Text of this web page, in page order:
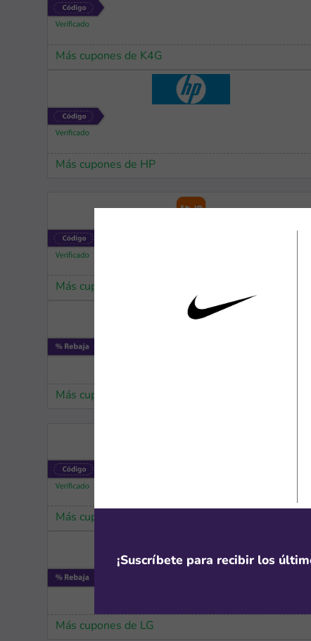
Más cupones de K4G
Más cupones de HP
Más cupones de Temu
Más cupones de JetSmart
Más cupones de SHEIN
Más cupones de LG
¡Suscríbete para recibir los